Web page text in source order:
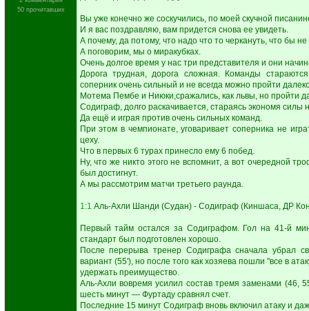
50 прочитавших
Вы уже конечно же соскучились, по моей скучной
И я вас поздравляю, вам придется снова ее увидеть.
А почему, да потому, что надо что то черкануть, что бы не
А поговорим, мы о миракубках.
Очень долгое время у нас три представителя и они
Дорога трудная, дорога сложная. Команды
соперник очень сильный и не всегда можно пройти
Мотема Пембе и Ниюки,сражались, как львы, но пройти
Содиграф, долго раскачивается, стараясь экономя силы
Да ещё и играя против очень сильных команд.
При этом в чемпионате, уговаривает соперника не
цеху.
Что в первых 6 турах принесло ему 6 побед.
Ну, что же никто этого не вспомнит, а вот очередной
был достигнут.
А мы рассмотрим матчи третьего раунда.
1:1 Аль-Ахли Шанди (Судан) - Содиграф (Киншаса, ДР
Первый тайм остался за Содиграфом. Гол на 41-й
стандарт был подготовлен хорошо.
После перерыва тренер Содиграфа сначала убрал
вариант (55'), но после того как хозяева пошли "все в
удержать преимущество.
Аль-Ахли вовремя усилил состав тремя заменами (46,
шесть минут — Фуртаду сравнял счет.
Последние 15 минут Содиграф вновь включил атаку и